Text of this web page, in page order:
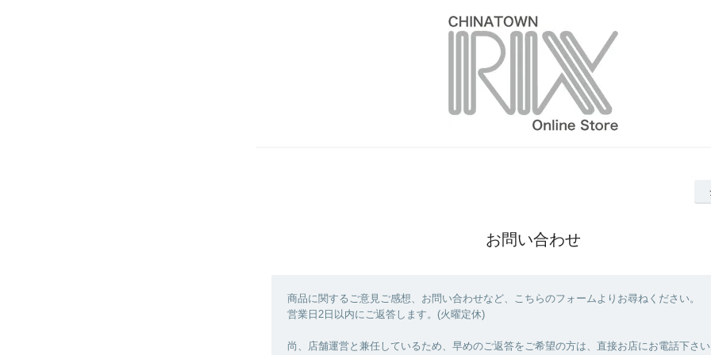
お問い合わせ
商品に関するご意見ご感想、お問い合わせなど、こちらのフォームよりお尋ねください。
営業日2日以内にご返答します。(火曜定休)
尚、店舗運営と兼任しているため、早めのご返答をご希望の方は、直接お店にお電話下さい